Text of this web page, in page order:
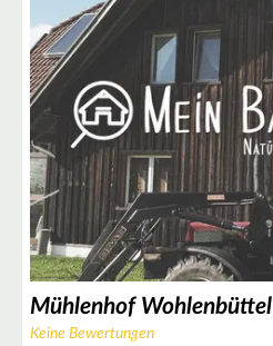
Mühlenhof Wohlenbüttel
Keine Bewertungen